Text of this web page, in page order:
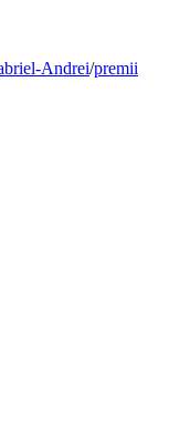
Andrei/premii